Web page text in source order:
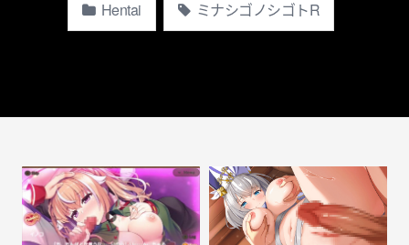
Hentai ミナシゴノシゴトR